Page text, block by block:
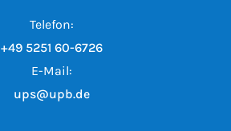
Telefon:
+49 5251 60-6726
E-Mail:
ups@upb.de